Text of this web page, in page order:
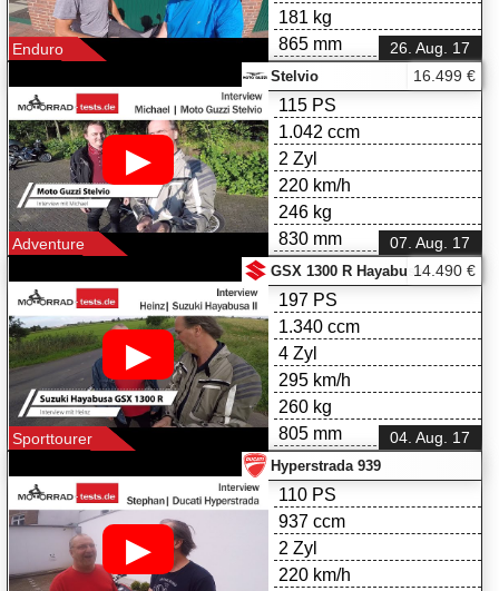
26. Aug. 17
Enduro
181 kg
865 mm
▶
Stelvio
07. Aug. 17
Adventure
16.499 €
115 PS
1.042 ccm
2 Zyl
220 km/h
246 kg
830 mm
▶
GSX 1300 R Hayabusa
04. Aug. 17
Sporttourer
14.490 €
197 PS
1.340 ccm
4 Zyl
295 km/h
260 kg
805 mm
▶
Hyperstrada 939
110 PS
937 ccm
2 Zyl
220 km/h